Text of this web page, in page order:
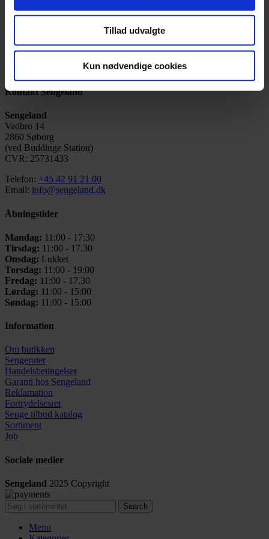
Tillad udvalgte
Kun nødvendige cookies
Kontakt Sengeland
Sengeland
Vadbro 14
2860 Søborg
(ved Buddinge Station)
CVR: 25731433
Telefon: +45 42 91 21 00
Email: info@sengeland.dk
Åbningstider
Mandag: 11:00 - 17:30
Tirsdag: 11:00 - 17.30
Onsdag: Lukket
Torsdag: 11:00 - 19:00
Fredag: 11:00 - 17.30
Lørdag: 11:00 - 15:00
Søndag: 11:00 - 15:00
Information
Om butikken
Sengeruter
Handelsbetingelser
Garanti hos Sengeland
Reklamation
Fortrydelsesret
Senge tilbud katalog
Sortiment
Job
Sociale medier
Sengeland 2025 Copyright
Search
Menu